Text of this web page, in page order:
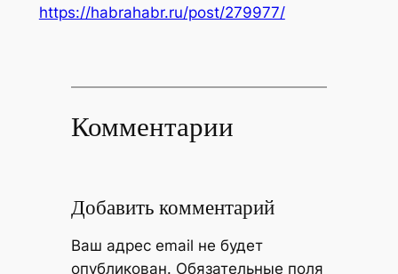
https://habrahabr.ru/post/279977/
Комментарии
Добавить комментарий
Ваш адрес email не будет
опубликован. Обязательные поля